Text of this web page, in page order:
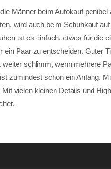
Männer beim Autokauf penibel
wird auch beim Schuhkauf
ist es einfach, etwas für die
Paar zu entscheiden. Guter
schlimm, wenn mehrere
zumindest schon ein Anfang.
vielen kleinen Details und